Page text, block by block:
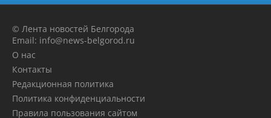
© Лента новостей Белгорода
Email: info@news-belgorod.ru
О нас
Контакты
Редакционная политика
Политика конфиденциальности
Правила пользования сайтом